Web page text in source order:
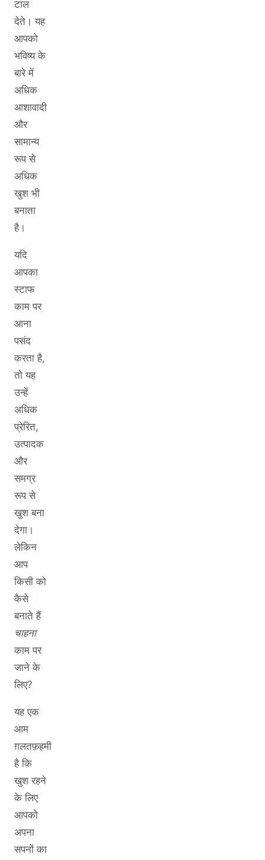
टाल
देते। यह
आपको
भविष्य के
बारे में
अधिक
आशावादी
और
सामान्य
रूप से
अधिक
खुश भी
बनाता
है।
यदि
आपका
स्टाफ
काम पर
आना
पसंद
करता है,
तो यह
उन्हें
अधिक
प्रेरित,
उत्पादक
और
समग्र
रूप से
खुश बना
देगा।
लेकिन
आप
किसी को
कैसे
बनाते हैं
चाहना
काम पर
जाने के
लिए?
यह एक
आम
ग़लतफ़हमी
है कि
खुश रहने
के लिए
आपको
अपना
सपनों का